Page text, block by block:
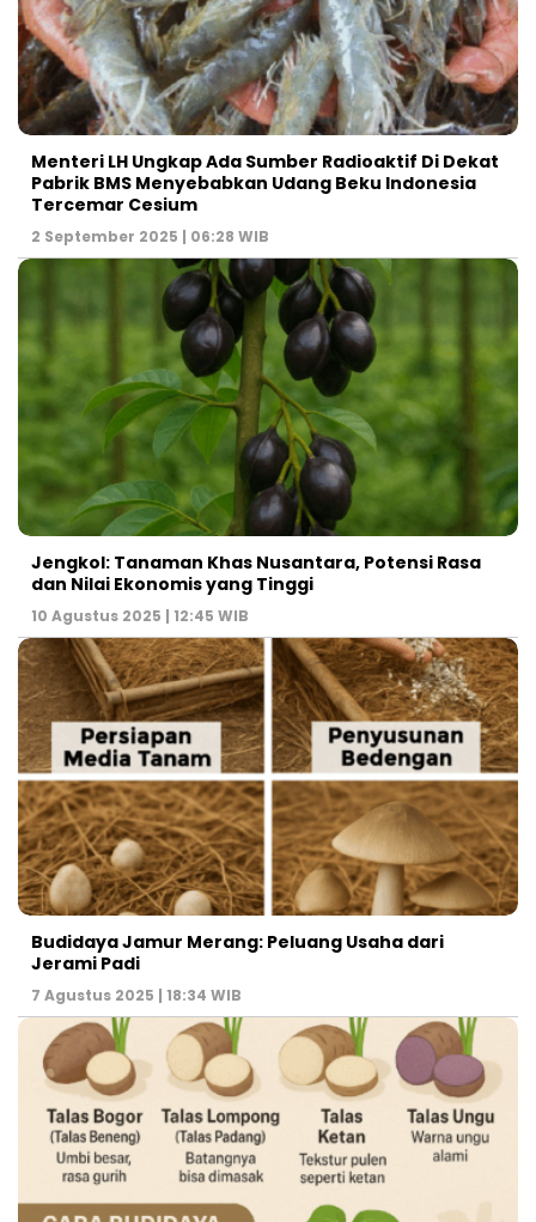
Menteri LH Ungkap Ada Sumber Radioaktif Di Dekat
Pabrik BMS Menyebabkan Udang Beku Indonesia
Tercemar Cesium
2 September 2025 | 06:28 WIB
Jengkol: Tanaman Khas Nusantara, Potensi Rasa
dan Nilai Ekonomis yang Tinggi
10 Agustus 2025 | 12:45 WIB
Budidaya Jamur Merang: Peluang Usaha dari
Jerami Padi
7 Agustus 2025 | 18:34 WIB